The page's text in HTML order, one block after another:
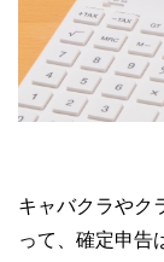
キャバクラやク
って、確定申告